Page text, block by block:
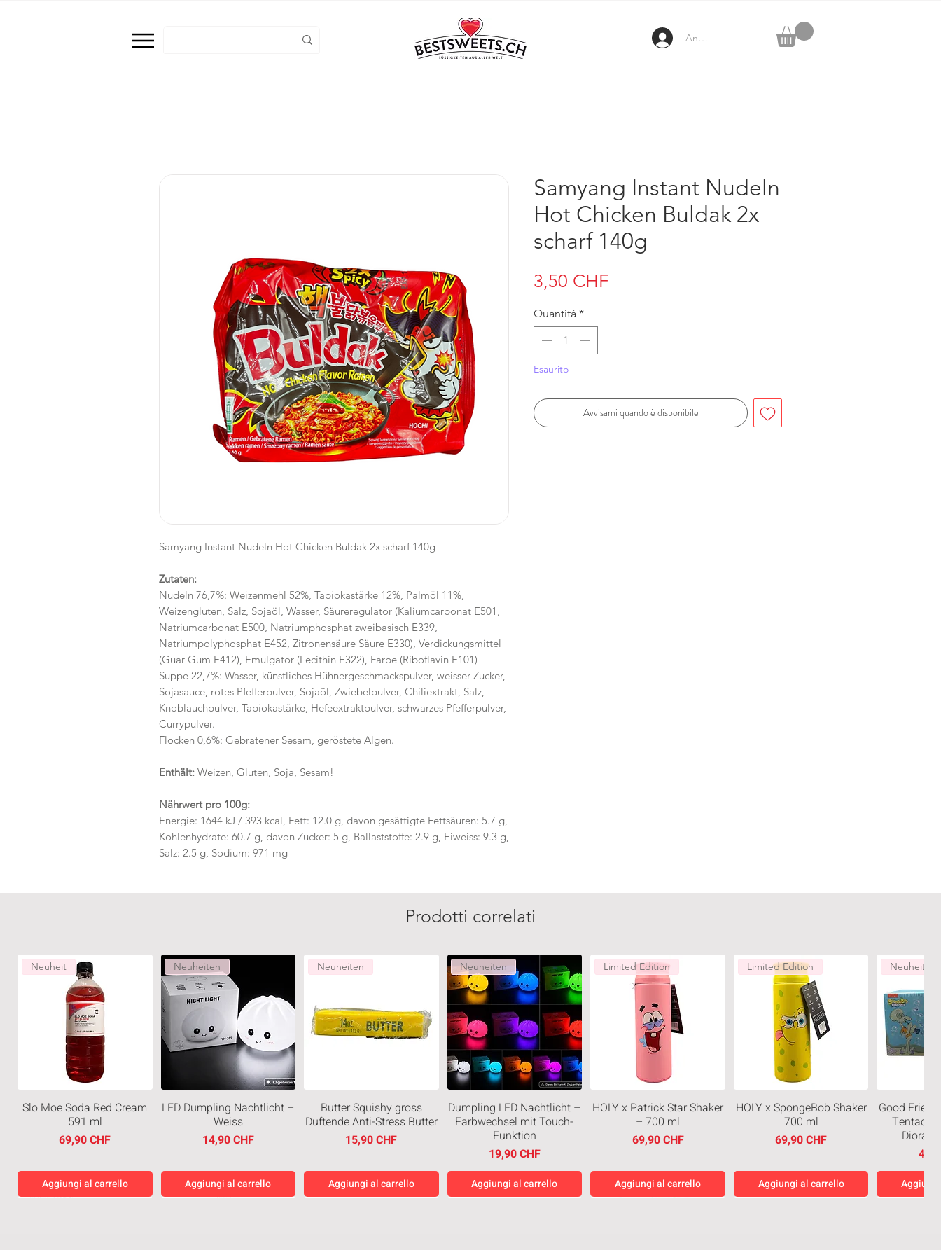
Anmelden
Samyang Instant Nudeln Hot Chicken Buldak 2x scharf 140g
Zutaten:
Nudeln 76,7%: Weizenmehl 52%, Tapiokastärke 12%, Palmöl 11%,
Weizengluten, Salz, Sojaöl, Wasser, Säureregulator (Kaliumcarbonat E501,
Natriumcarbonat E500, Natriumphosphat zweibasisch E339,
Natriumpolyphosphat E452, Zitronensäure Säure E330), Verdickungsmittel
(Guar Gum E412), Emulgator (Lecithin E322), Farbe (Riboflavin E101)
Suppe 22,7%: Wasser, künstliches Hühnergeschmackspulver, weisser Zucker,
Sojasauce, rotes Pfefferpulver, Sojaöl, Zwiebelpulver, Chiliextrakt, Salz,
Knoblauchpulver, Tapiokastärke, Hefeextraktpulver, schwarzes Pfefferpulver,
Currypulver.
Flocken 0,6%: Gebratener Sesam, geröstete Algen.
Enthält: Weizen, Gluten, Soja, Sesam!
Nährwert pro 100g:
Energie: 1644 kJ / 393 kcal, Fett: 12.0 g, davon gesättigte Fettsäuren: 5.7 g,
Kohlenhydrate: 60.7 g, davon Zucker: 5 g, Ballaststoffe: 2.9 g, Eiweiss: 9.3 g,
Salz: 2.5 g, Sodium: 971 mg
Samyang Instant Nudeln
Hot Chicken Buldak 2x
scharf 140g
3,50 CHFPrezzo
Quantità *
Esaurito
Avvisami quando è disponibile
Prodotti correlati
Neuheit
Slo Moe Soda Red Cream
591 ml
Prezzo
69,90 CHF
Aggiungi al carrello
Neuheiten
LED Dumpling Nachtlicht –
Weiss
Prezzo
14,90 CHF
Aggiungi al carrello
Neuheiten
Butter Squishy gross
Duftende Anti-Stress Butter
Prezzo
15,90 CHF
Aggiungi al carrello
Neuheiten
Dumpling LED Nachtlicht –
Farbwechsel mit Touch-
Funktion
Prezzo
19,90 CHF
Aggiungi al carrello
Limited Edition
HOLY x Patrick Star Shaker
– 700 ml
Prezzo
69,90 CHF
Aggiungi al carrello
Limited Edition
HOLY x SpongeBob Shaker
700 ml
Prezzo
69,90 CHF
Aggiungi al carrello
Neuheiten
Good